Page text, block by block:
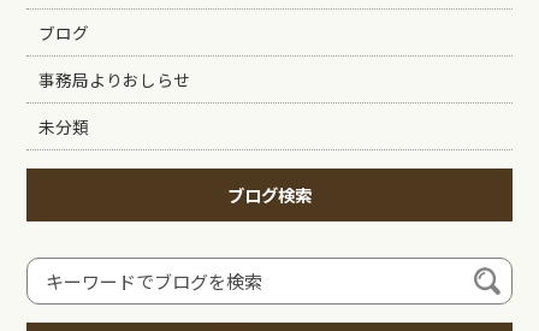
ブログ
事務局よりおしらせ
未分類
ブログ検索